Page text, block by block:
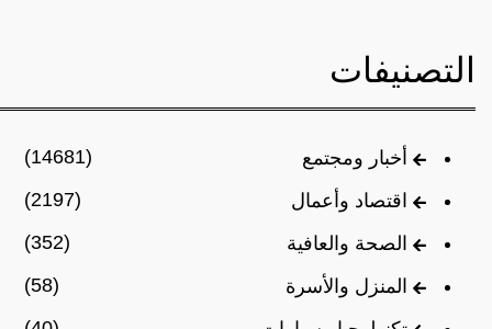
التصنيفات
أخبار ومجتمع
(14681)
اقتصاد وأعمال
(2197)
الصحة والعافية
(352)
المنزل والأسرة
(58)